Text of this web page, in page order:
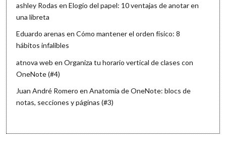
ashley Rodas enElogio del papel: 10 ventajas de anotar en
una libreta
Eduardo arenas enCómo mantener el orden físico: 8
hábitos infalibles
atnova web enOrganiza tu horario vertical de clases con
OneNote (#4)
Juan André Romero enAnatomía de OneNote: blocs de
notas, secciones y páginas (#3)